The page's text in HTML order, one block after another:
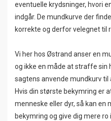
eventuelle krydsninger, hvori
indgår. De mundkurve der
korrekte og derfor velegnet til
Vi her hos Østrand anser en
og ikke en måde at straffe sin
sagtens anvende mundkurv
Hvis din største bekymring er
menneske eller dyr, så kan en
bekymring og give dig mere